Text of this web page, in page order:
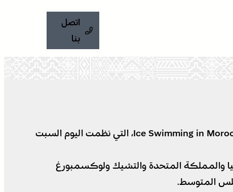
اتصل
بنا
تبارى أكثر من 120 سباحا متمرسا في المياه الباردة ببحيرة أكلمام أزكزا في إطار النسخة السادسة من تظاهرة Ice Swimming in Morocco، التي نظمت اليوم السبت
والمملكة المتحدة والتشيك ولوكسمبورغ